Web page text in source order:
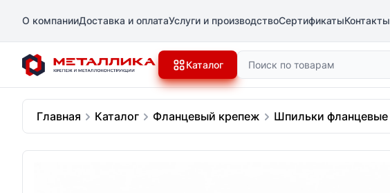
О компанииДоставка и оплатаУслуги и производствоСертификатыКонтакты
Каталог Поиск
Главная Каталог Фланцевый крепеж Шпильки фланцевые